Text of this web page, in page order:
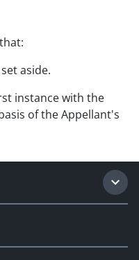
aside.
instance with the
of the Appellant's